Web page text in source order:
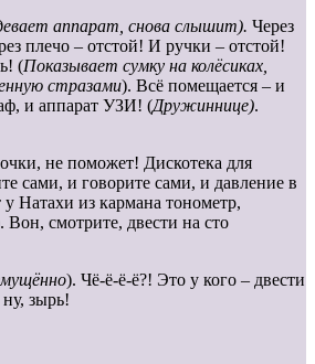
аппарат, снова слышит). Через
плечо – отстой! И ручки – отстой!
(Показывает сумку на колёсиках,
стразами). Всё помещается – и
и аппарат УЗИ! (Дружиннице).
не поможет! Дискотека для
сами, и говорите сами, и давление в
Натахи из кармана тонометр,
Вон, смотрите, двести на сто
). Чё-ё-ё-ё?! Это у кого – двести
зырь!